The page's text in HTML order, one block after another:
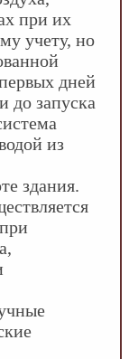
при их
учету, но
дней
до запуска
из
здания.